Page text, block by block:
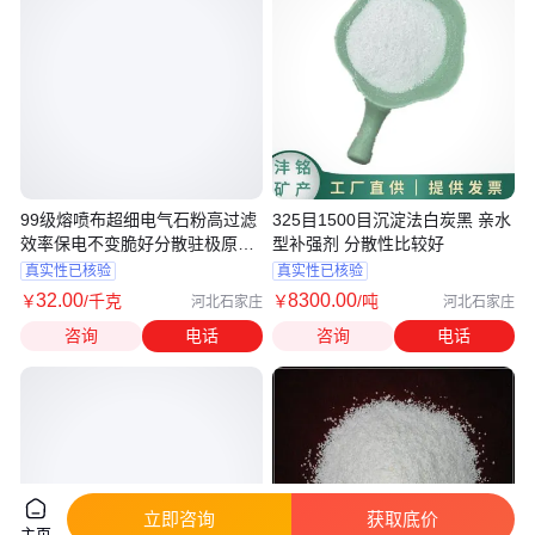
99级熔喷布超细电气石粉高过滤
效率保电不变脆好分散驻极原材
料
真实性已核验
￥32.00/千克 河北石家庄
咨询 电话
325目1500目沉淀法白炭黑 亲水
型补强剂 分散性比较好
真实性已核验
￥8300.00/吨 河北石家庄
咨询 电话
立即咨询 获取底价